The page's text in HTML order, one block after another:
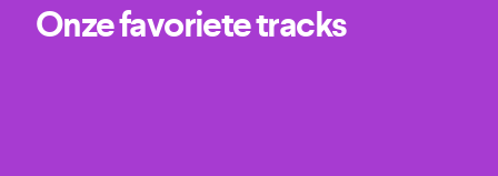
Onze favoriete tracks